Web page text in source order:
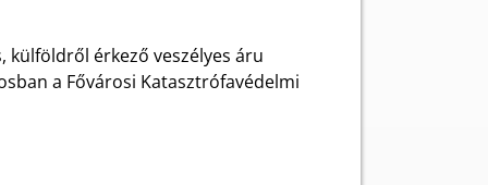
külföldről érkező veszélyes áru
a Fővárosi Katasztrófavédelmi